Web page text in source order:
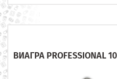
ВИАГРА PROFESSIONAL